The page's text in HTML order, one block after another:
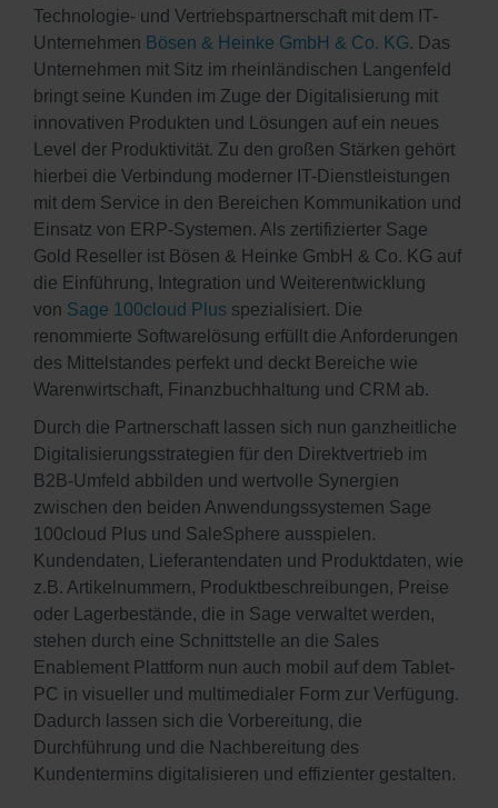
Technologie- und Vertriebspartnerschaft mit dem IT-
Unternehmen Bösen & Heinke GmbH & Co. KG. Das
Unternehmen mit Sitz im rheinländischen Langenfeld
bringt seine Kunden im Zuge der Digitalisierung mit
innovativen Produkten und Lösungen auf ein neues
Level der Produktivität. Zu den großen Stärken gehört
hierbei die Verbindung moderner IT-Dienstleistungen
mit dem Service in den Bereichen Kommunikation und
Einsatz von ERP-Systemen. Als zertifizierter Sage
Gold Reseller ist Bösen & Heinke GmbH & Co. KG auf
die Einführung, Integration und Weiterentwicklung
von Sage 100cloud Plus spezialisiert. Die
renommierte Softwarelösung erfüllt die Anforderungen
des Mittelstandes perfekt und deckt Bereiche wie
Warenwirtschaft, Finanzbuchhaltung und CRM ab.
Durch die Partnerschaft lassen sich nun ganzheitliche
Digitalisierungsstrategien für den Direktvertrieb im
B2B-Umfeld abbilden und wertvolle Synergien
zwischen den beiden Anwendungssystemen Sage
100cloud Plus und SaleSphere ausspielen.
Kundendaten, Lieferantendaten und Produktdaten, wie
z.B. Artikelnummern, Produktbeschreibungen, Preise
oder Lagerbestände, die in Sage verwaltet werden,
stehen durch eine Schnittstelle an die Sales
Enablement Plattform nun auch mobil auf dem Tablet-
PC in visueller und multimedialer Form zur Verfügung.
Dadurch lassen sich die Vorbereitung, die
Durchführung und die Nachbereitung des
Kundentermins digitalisieren und effizienter gestalten.